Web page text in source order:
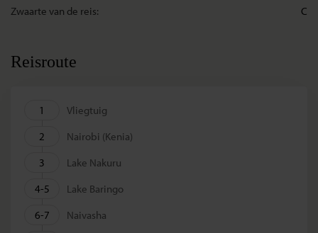
Zwaarte van de reis:
C
Reisroute
1
Vliegtuig
2
Nairobi (Kenia)
3
Lake Nakuru
4-5
Lake Baringo
6-7
Naivasha